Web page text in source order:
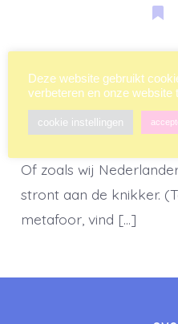
Een van mijn favoriete
‘When the shit hits the
beeldend en je snapt
Of zoals wij
stront aan de knikker.
metafoor, vind […]
Deze website gebruikt
verbeteren en onze website
cookie instellingen